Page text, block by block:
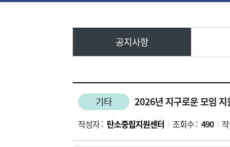
공지사항
기타 2026년 지구로운 모임
작성자 : 탄소중립지원센터 | 조회수 : 490 |